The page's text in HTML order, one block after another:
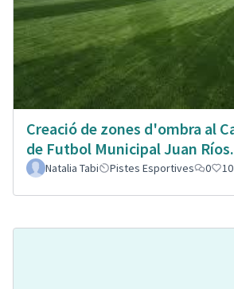
Creació de zones d'ombra al
de Futbol Municipal Juan Ríos.
Natalia Tabi Pistes Esportives 0 10